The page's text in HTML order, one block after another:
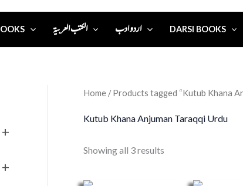
الكتب العربية اردو ادب DARSI BOOKS
+
+
Home / Products tagged “Kutub Khana
Kutub Khana Anjuman Taraqqi Urdu
Showing all 3 results